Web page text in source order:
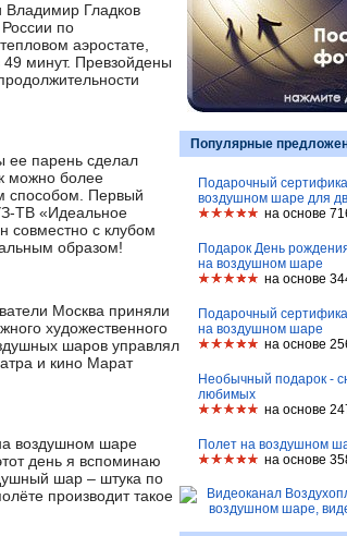
Владимир Гладков
по
аэростате,
49 минут. Превзойдены
ее парень сделал
можно более
способом. Первый
ТВ «Идеальное
совместно с клубом
образом!
Москва приняли
художественного
шаров управлял
и кино Марат
воздушном шаре
день я вспоминаю
шар – штука по
производит такое
Популярные
Подарочный
воздушном шаре для
на основе
Подарок День
на воздушном шаре
на основе
Подарочный
на воздушном шаре
на основе
Необычный подарок -
любимых
на основе
Полет на воздушном
на основе